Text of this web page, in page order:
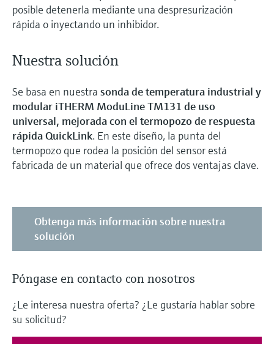
posible detenerla mediante una despresurización
rápida o inyectando un inhibidor.
Nuestra solución
Se basa en nuestra sonda de temperatura industrial y
modular iTHERM ModuLine TM131 de uso
universal, mejorada con el termopozo de respuesta
rápida QuickLink. En este diseño, la punta del
termopozo que rodea la posición del sensor está
fabricada de un material que ofrece dos ventajas clave.
Obtenga más información sobre nuestra
solución
Póngase en contacto con nosotros
¿Le interesa nuestra oferta? ¿Le gustaría hablar sobre
su solicitud?